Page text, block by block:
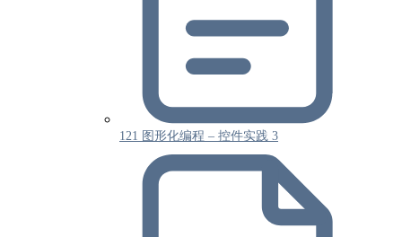
121 图形化编程 – 控件实践 3